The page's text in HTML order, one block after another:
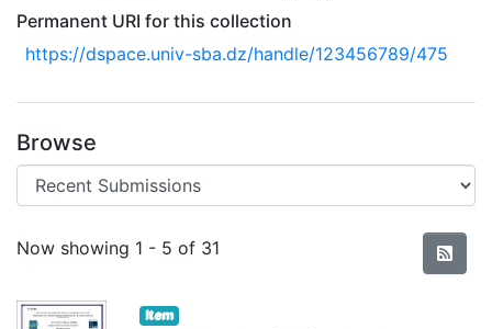
Permanent URI for this collection
https://dspace.univ-sba.dz/handle/123456789/475
Browse
Recent Submissions
Now showing 1 - 5 of 31
Item